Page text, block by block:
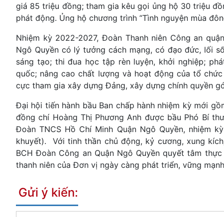
giá 85 triệu đồng; tham gia kêu gọi ủng hộ 30 triệu
phát động. Ủng hộ chương trình “Tình nguyện mùa
Nhiệm kỳ 2022-2027, Đoàn Thanh niên Công an
Ngô Quyền có lý tưởng cách mạng, có đạo đức, lối
sáng tạo; thi đua học tập rèn luyện, khởi nghiệp;
quốc; nâng cao chất lượng và hoạt động của tổ
cực tham gia xây dựng Đảng, xây dựng chính quyền
Đại hội tiến hành bầu Ban chấp hành nhiệm kỳ mới
đồng chí Hoàng Thị Phương Anh được bầu Phó Bí
Đoàn TNCS Hồ Chí Minh Quận Ngô Quyền,
khuyết). Với tinh thần chủ động, kỷ cương, xung
BCH Đoàn Công an Quận Ngô Quyền quyết tâm
thanh niên của Đơn vị ngày càng phát triển, vững
Gửi ý kiến: